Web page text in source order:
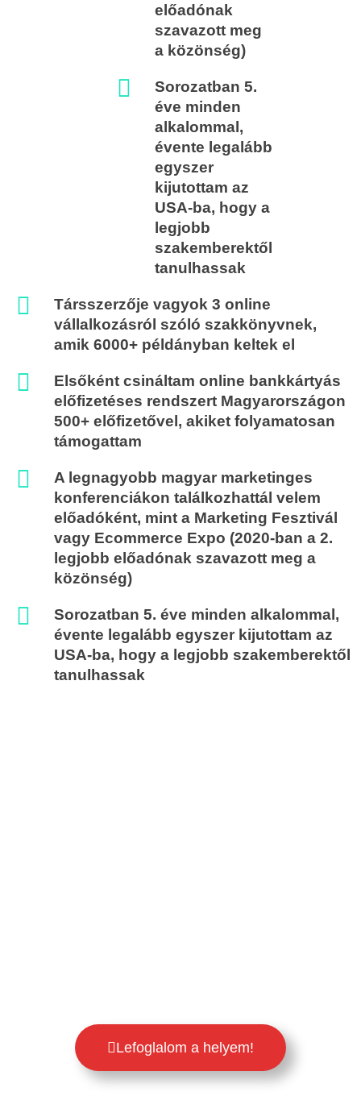
előadónak
szavazott meg
a közönség)
Sorozatban 5.
éve minden
alkalommal,
évente legalább
egyszer
kijutottam az
USA-ba, hogy a
legjobb
szakemberektől
tanulhassak
Társszerzője vagyok 3 online
vállalkozásról szóló szakkönyvnek,
amik 6000+ példányban keltek el
Elsőként csináltam online bankkártyás
előfizetéses rendszert Magyarországon
500+ előfizetővel, akiket folyamatosan
támogattam
A legnagyobb magyar marketinges
konferenciákon találkozhattál velem
előadóként, mint a Marketing Fesztivál
vagy Ecommerce Expo (2020-ban a 2.
legjobb előadónak szavazott meg a
közönség)
Sorozatban 5. éve minden alkalommal,
évente legalább egyszer kijutottam az
USA-ba, hogy a legjobb szakemberektől
tanulhassak
Lefoglalom a helyem!